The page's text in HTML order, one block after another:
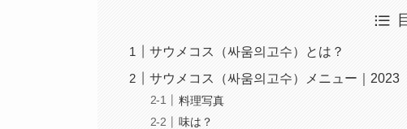
サウメコス（싸움의고수）とは？
サウメコス（싸움의고수）メニュー｜2023
料理写真
味は？